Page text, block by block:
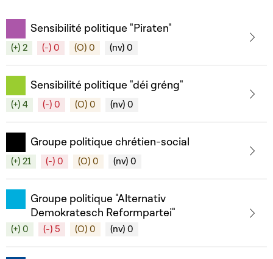
Sensibilité politique "Piraten"
(+) 2 (-) 0 (O) 0 (nv) 0
Sensibilité politique "déi gréng"
(+) 4 (-) 0 (O) 0 (nv) 0
Groupe politique chrétien-social
(+) 21 (-) 0 (O) 0 (nv) 0
Groupe politique "Alternativ
Demokratesch Reformpartei"
(+) 0 (-) 5 (O) 0 (nv) 0